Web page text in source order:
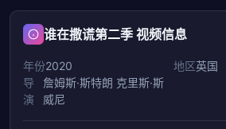
谁在撒谎第二季 视频信息
年份2020 地区英国
导
演
詹姆斯·斯特朗 克里斯·斯
威尼